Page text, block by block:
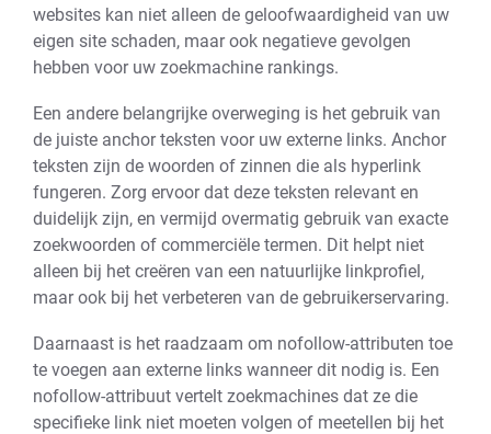
websites kan niet alleen de geloofwaardigheid van uw
eigen site schaden, maar ook negatieve gevolgen
hebben voor uw zoekmachine rankings.
Een andere belangrijke overweging is het gebruik van
de juiste anchor teksten voor uw externe links. Anchor
teksten zijn de woorden of zinnen die als hyperlink
fungeren. Zorg ervoor dat deze teksten relevant en
duidelijk zijn, en vermijd overmatig gebruik van exacte
zoekwoorden of commerciële termen. Dit helpt niet
alleen bij het creëren van een natuurlijke linkprofiel,
maar ook bij het verbeteren van de gebruikerservaring.
Daarnaast is het raadzaam om nofollow-attributen toe
te voegen aan externe links wanneer dit nodig is. Een
nofollow-attribuut vertelt zoekmachines dat ze die
specifieke link niet moeten volgen of meetellen bij het